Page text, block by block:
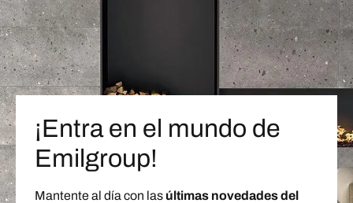
¡Entra en el mundo de
Emilgroup!
Mantente al día con las últimas novedades del